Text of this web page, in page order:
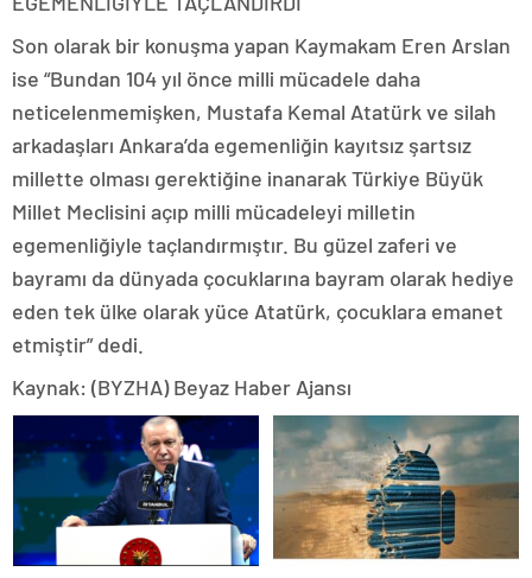
Son olarak bir konuşma yapan Kaymakam Eren Arslan
ise “Bundan 104 yıl önce milli mücadele daha
neticelenmemişken, Mustafa Kemal Atatürk ve silah
arkadaşları Ankara’da egemenliğin kayıtsız şartsız
millette olması gerektiğine inanarak Türkiye Büyük
Millet Meclisini açıp milli mücadeleyi milletin
egemenliğiyle taçlandırmıştır. Bu güzel zaferi ve
bayramı da dünyada çocuklarına bayram olarak hediye
eden tek ülke olarak yüce Atatürk, çocuklara emanet
etmiştir” dedi.
Kaynak: (BYZHA) Beyaz Haber Ajansı